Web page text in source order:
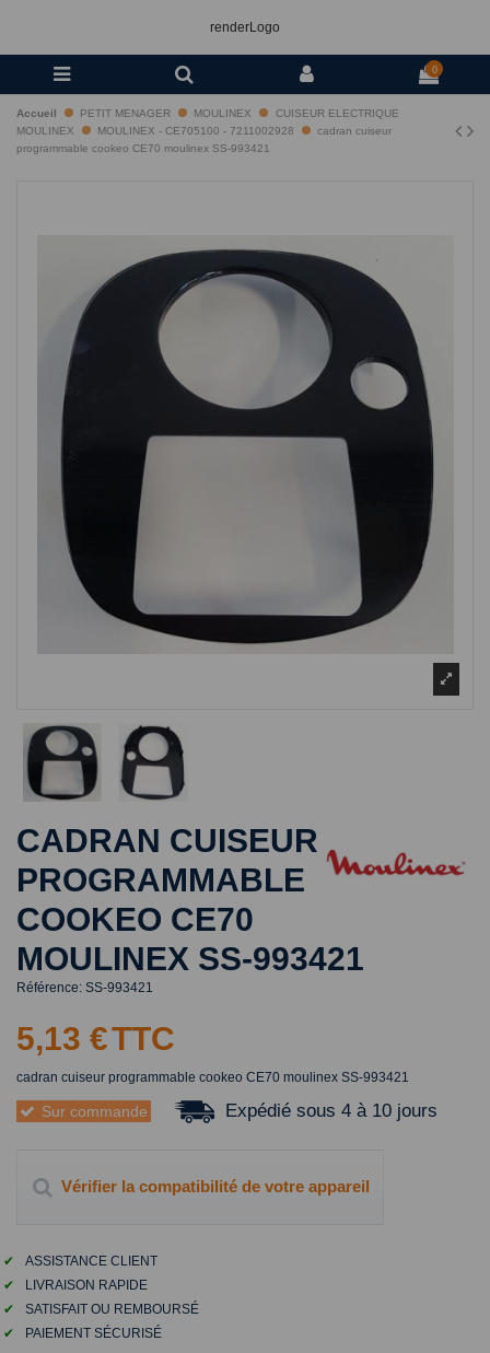
renderLogo
0
Accueil PETIT MENAGER MOULINEX
CUISEUR ELECTRIQUE
MOULINEX
MOULINEX - CE705100 - 7211002928
cadran cuiseur
programmable cookeo CE70 moulinex SS-993421
CADRAN CUISEUR
PROGRAMMABLE
COOKEO CE70
MOULINEX SS-993421
Référence: SS-993421
5,13 €TTC
cadran cuiseur programmable cookeo CE70 moulinex SS-993421
Sur commande Expédié sous 4 à 10 jours
Vérifier la compatibilité de votre appareil
✔
ASSISTANCE CLIENT
✔
LIVRAISON RAPIDE
✔
SATISFAIT OU REMBOURSÉ
✔
PAIEMENT SÉCURISÉ